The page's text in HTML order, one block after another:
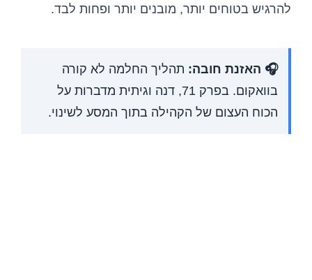
להרגיש בטוחים יותר, מובנים יותר ופחות לבד.
🎧 האזנת חובה: תהליך החלמה לא קורה
בוואקום. בפרק 71, דנה וגיתית מדברות על
הכוח העצום של הקהילה בתוך המסע לשינוי.